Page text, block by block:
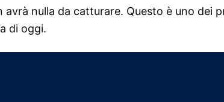
avrà nulla da catturare. Questo è uno dei
di oggi.